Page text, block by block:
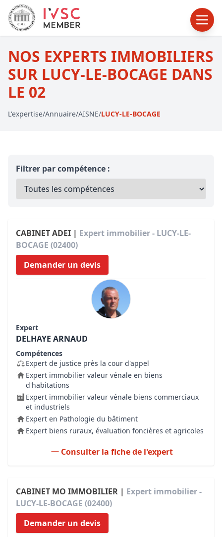
NOS EXPERTS IMMOBILIERS
SUR LUCY-LE-BOCAGE DANS
LE 02
L'expertise/Annuaire/AISNE/LUCY-LE-BOCAGE
Filtrer par compétence :
CABINET ADEI | Expert immobilier - LUCY-LE-
BOCAGE (02400)
Demander un devis
Expert
DELHAYE ARNAUD
Compétences
Expert de justice près la cour d'appel
Expert immobilier valeur vénale en biens
d'habitations
Expert immobilier valeur vénale biens commerciaux
et industriels
Expert en Pathologie du bâtiment
Expert biens ruraux, évaluation foncières et agricoles
Consulter la fiche de l'expert
CABINET MO IMMOBILIER | Expert immobilier -
LUCY-LE-BOCAGE (02400)
Demander un devis